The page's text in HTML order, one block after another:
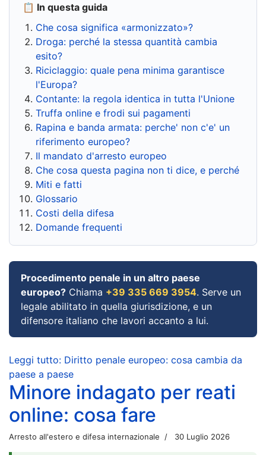
📋 In questa guida
Che cosa significa «armonizzato»?
Droga: perché la stessa quantità cambia
esito?
Riciclaggio: quale pena minima garantisce
l'Europa?
Contante: la regola identica in tutta l'Unione
Truffa online e frodi sui pagamenti
Rapina e banda armata: perche' non c'e' un
riferimento europeo?
Il mandato d'arresto europeo
Che cosa questa pagina non ti dice, e perché
Miti e fatti
Glossario
Costi della difesa
Domande frequenti
Procedimento penale in un altro paese
europeo? Chiama +39 335 669 3954. Serve un
legale abilitato in quella giurisdizione, e un
difensore italiano che lavori accanto a lui.
Leggi tutto: Diritto penale europeo: cosa cambia da
paese a paese
Minore indagato per reati
online: cosa fare
Arresto all'estero e difesa internazionale 30 Luglio 2026